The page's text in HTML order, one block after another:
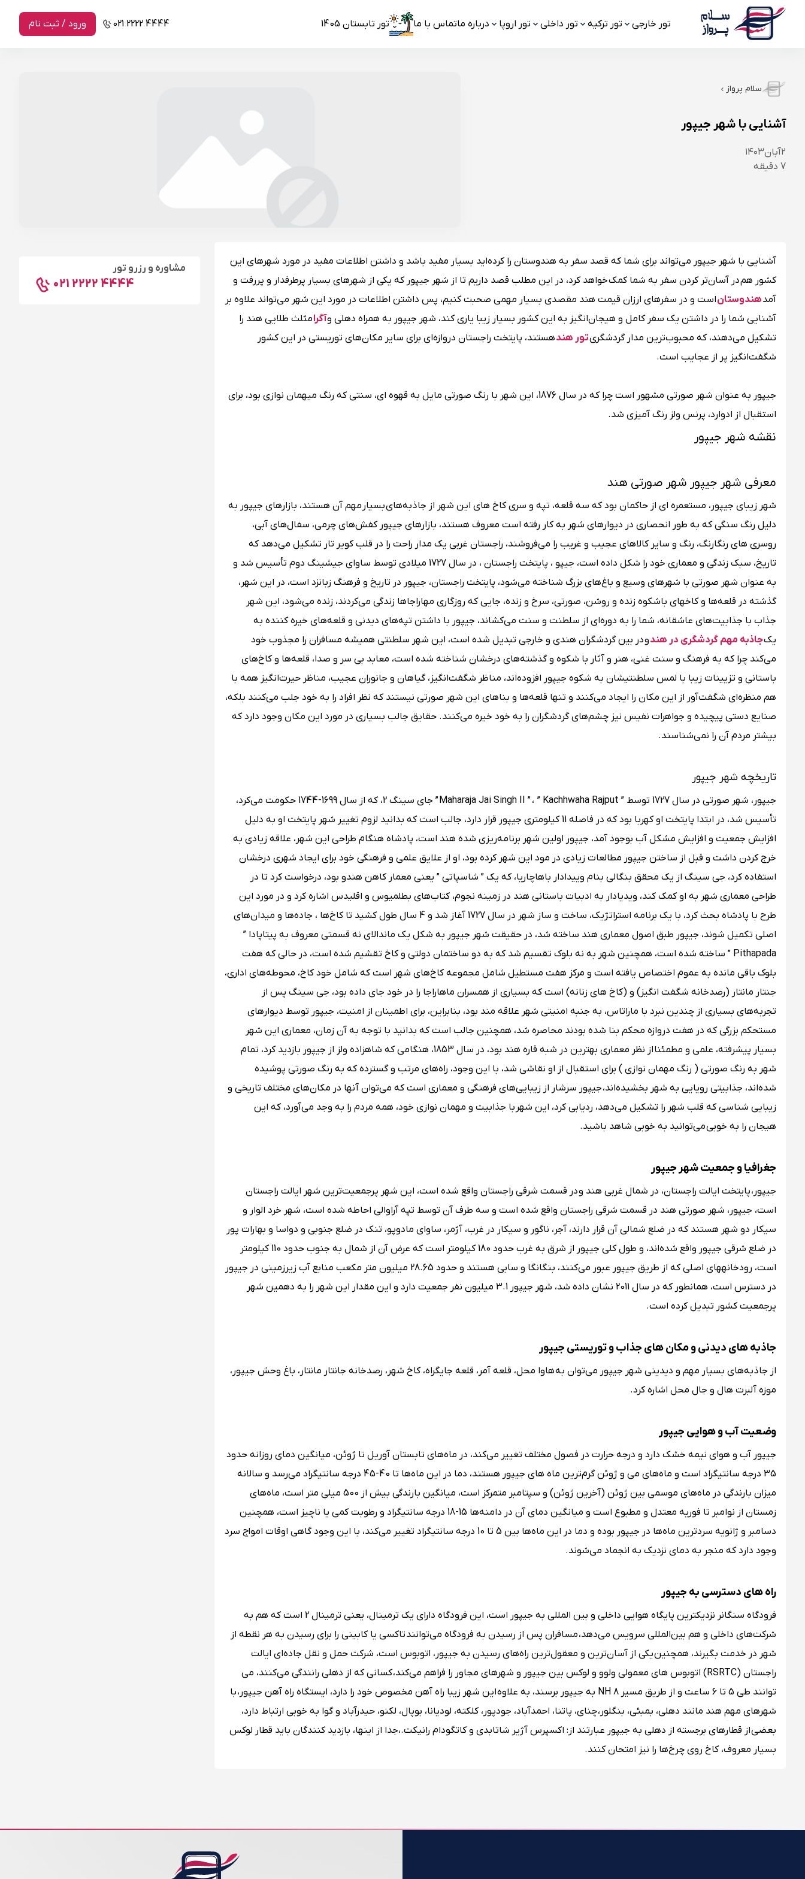
تور خارجی تور ترکیه تور داخلی تور اروپا درباره ماتماس با ما تور تابستان 1405 021 2222 4444 ورود / ثبت نام
سلام پرواز
آشنایی با شهر جیپور
۲آبان۱۴۰۳
7 دقیقه
آشنایی با شهر جیپور می‌تواند برای شما که قصد سفر به هندوستان را کرده‌اید بسیار مفید باشد و داشتن اطلاعات مفید در مورد شهرهای این
کشور هم در آسان‌تر کردن سفر به شما کمک خواهد کرد، در این مطلب قصد داریم تا از شهر جیپور که یکی از شهرهای بسیار پرطرفدار و پررفت و
آمدهندوستاناست و در سفرهای ارزان قیمت هند مقصدی بسیار مهمی صحبت کنیم، پس داشتن اطلاعات در مورد این شهر می‌تواند علاوه بر
آشنایی شما را در داشتن یک سفر کامل و هیجان‌انگیز به این کشور بسیار زیبا یاری کند، شهر جیپور به همراه دهلی وآگرامثلث طلایی هند را
تشکیل می‌دهند، که محبوب‌ترین مدار گردشگریتور هندهستند، پایتخت راجستان دروازه‌ای برای سایر مکان‌های توریستی در این کشور
شگفت‌انگیز پر از عجایب است.
جیپور به عنوان شهر صورتی مشهور است چرا که در سال 1876، این شهر با رنگ صورتی مایل به قهوه‌ ای، سنتی که رنگ میهمان نوازی بود، برای
استقبال از ادوارد، پرنس ولز رنگ آمیزی شد.
نقشه شهر جیپور
معرفی شهر جیپور شهر صورتی هند
شهر زیبای جیپور، مستعمره‌ ای از حاکمان بود که سه قلعه، تپه و سری کاخ‌ های این شهر از جاذبه‌های بسیار مهم آن هستند، بازارهای جیپور به
دلیل رنگ سنگی که به طور انحصاری در دیوارهای شهر به کار رفته است معروف هستند، بازارهای جیپور کفش‌های چرمی، سفال‌های آبی،
روسری های رنگارنگ، رنگ و سایر کالاهای عجیب و غریب را می‌فروشند، راجستان غربی یک مدار راحت را در قلب کویر تار تشکیل می‌دهد که
تاریخ، سبک زندگی و معماری خود را شکل داده است، جیپو ، پایتخت راجستان ، در سال 1727 میلادی توسط ساوای جیشینگ دوم تأسیس شد و
به عنوان شهر صورتی با شهرهای وسیع و باغ‌های بزرگ شناخته می‌شود، پایتخت راجستان، جیپور در تاریخ و فرهنگ زبانزد است، در این شهر،
گذشته در قلعه‌ها و کاخهای باشکوه زنده و روشن، صورتی، سرخ و زنده، جایی که روزگاری مهاراجاها زندگی می‌کردند، زنده می‌شود، این شهر
جذاب با جذابیت‌های عاشقانه، شما را به دوره‌ای از سلطنت و سنت می‌کشاند، جیپور با داشتن تپه‌های دیدنی و قلعه‌های خیره کننده به
یکجاذبه مهم گردشگری در هندو در بین گردشگران هندی و خارجی تبدیل شده است، این شهر سلطنتی همیشه مسافران را مجذوب خود
می‌کند چرا که به فرهنگ و سنت غنی، هنر و آثار با شکوه و گذشته‌های درخشان شناخته شده است، معابد بی سر و صدا، قلعه‌ها و کاخ‌های
باستانی و تزیینات زیبا با لمس سلطنتیشان به شکوه جیپور افزوده‌اند، مناظر شگفت‌انگیز، گیاهان و جانوران عجیب، مناظر حیرت‌انگیز همه با
هم منظر‌ه‌ای شگفت‌آور از این مکان را ایجاد می‌کنند و تنها قلعه‌ها و بناهای این شهر صورتی نیستند که نظر افراد را به خود جلب می‌کنند بلکه،
صنایع دستی پیچیده و جواهرات نفیس نیز چشم‌های گردشگران را به خود خیره می‌کنند. حقایق جالب بسیاری در مورد این مکان وجود دارد که
بیشتر مردم آن را نمی‌شناسند.
تاریخچه شهر جیپور
جیپور، شهر صورتی در سال 1727 توسط ” Maharaja Jai Singh II ” ، ” Kachhwaha Rajput ” جای سینگ 2، که از سال 1699-1744 حکومت می‌کرد،
تأسیس شد، در ابتدا پایتخت او کهربا بود که در فاصله 11 کیلومتری جیپور قرار دارد، جالب است که بدانید لزوم تغییر شهر پایتخت او به دلیل
افزایش جمعیت و افزایش مشکل آب بوجود آمد، جیپور اولین شهر برنامه‌ریزی شده هند است، پادشاه هنگام طراحی این شهر، علاقه زیادی به
خرج کردن داشت و قبل از ساختن جیپور مطالعات زیادی در مود این شهر کرده بود، او از علایق علمی و فرهنگی خود برای ایجاد شهری درخشان
استفاده کرد، جی سینگ از یک محقق بنگالی بنام وییدادار باهاچاریا، که یک ” شاسپاتی ” یعنی معمار کاهن هندو بود، درخواست کرد تا در
طراحی معماری شهر به او کمک کند، ویدیادار به ادبیات باستانی هند در زمینه نجوم، کتاب‌های بطلمیوس و اقلیدس اشاره کرد و در مورد این
طرح با پادشاه بحث کرد، با یک برنامه استراتژیک، ساخت و ساز شهر در سال 1727 آغاز شد و 4 سال طول کشید تا کاخ‌ها ، جاده‌ها و میدان‌های
اصلی تکمیل شوند، جیپور طبق اصول معماری هند ساخته شد، در حقیقت شهر جیپور به شکل یک ماندالای نه قسمتی معروف به پیتاپادا ”
Pithapada ” ساخته شده است، همچنین شهر به نه بلوک تقسیم شد که به دو ساختمان دولتی و کاخ تقشیم شده است، در حالی که هفت
بلوک باقی مانده به عموم اختصاص یافته است و مرکز هفت مستطیل شامل مجموعه کاخ‌های شهر است که شامل خود کاخ، محوطه‌های اداری،
جنتار مانتار (رصدخانه شگفت انگیز) و (کاخ های زنانه) است که بسیاری از همسران ماهاراجا را در خود جای داده بود، جی سینگ پس از
تجربه‌های بسیاری از چندین نبرد با ماراتاس، به جنبه امنیتی شهر علاقه مند بود، بنابراین، برای اطمینان از امنیت، جیپور توسط دیوارهای
مستحکم بزرگی که در هفت دروازه محکم بنا شده بودند محاصره شد، همچنین جالب است که بدانید با توجه به آن زمان، معماری این شهر
بسیار پیشرفته، علمی و مطمئنا از نظر معماری بهترین در شبه قاره هند بود، در سال 1853، هنگامی که شاهزاده ولز از جیپور بازدید کرد، تمام
شهر به رنگ صورتی ( رنگ مهمان نوازی ) برای استقبال از او نقاشی شد، با این وجود، راه‌های مرتب و گسترده که به رنگ صورتی پوشیده
شده‌اند، جذابیتی رویایی به شهر بخشیده‌اند، جیپور سرشار از زیبایی‌های فرهنگی و معماری است که می‌توان آنها در مکان‌های مختلف تاریخی و
زیبایی شناسی که قلب شهر را تشکیل می‌دهد‌، ردیابی کرد، این شهر با جذابیت و مهمان نوازی خود، همه مردم را به وجد می‌آورد، که این
هیجان را به خوبی می‌توانید به خوبی شاهد باشید.
جغرافیا و جمعیت شهر جیپور
جیپور، پایتخت ایالت راجستان، در شمال غربی هند و در قسمت شرقی راجستان واقع شده است، این شهر پرجمعیت‌ترین شهر ایالت راجستان
است، جیپور، شهر صورتی هند در قسمت شرقی راجستان واقع شده است و سه طرف آن توسط تپه آراوالی احاطه شده است، شهر خرد الوار و
سیکار دو شهر هستند که در ضلع شمالی آن قرار دارند، آجر، ناگور و سیکار در غرب، آژمر، ساوای مادوپو، تنک در ضلع جنوبی و دواسا و بهارات پور
در ضلع شرقی جیپور واقع شده‌اند، و طول کلی جیپور از شرق به غرب حدود 180 کیلومتر است که عرض آن از شمال به جنوب حدود 110 کیلومتر
است، رودخانه‎های اصلی که از طریق جیپور عبور می‌کنند، بنگانگا و سابی هستند و حدود 28.65 میلیون متر مکعب منابع آب زیرزمینی در جیپور
در دسترس است، همانطور که در سال 2011 نشان داده شد، شهر جیپور 3.1 میلیون نفر جمعیت دارد و این مقدار این شهر را به دهمین شهر
پرجمعیت کشور تبدیل کرده است.
جاذبه‌ های دیدنی و مکان‌ های جذاب و توریستی جیپور
از جاذبه‌های بسیار مهم و دیدینی شهر جیپور می‌توان به هاوا محل، قلعه آمر، قلعه جایگراه، کاخ شهر، رصدخانه جانتار مانتار، باغ وحش جیپور،
موزه آلبرت هال و جال محل اشاره کرد.
وضعیت آب و هوایی جیپور
جیپور آب و هوای نیمه خشک دارد و درجه حرارت در فصول مختلف تغییر می‌کند، در ماه‌های تابستان آوریل تا ژوئن، میانگین دمای روزانه حدود
35 درجه سانتیگراد است و ماه‌های می و ژوئن گرم‌ترین ماه های جیپور هستند، دما در این ماه‌ها تا 40-45 درجه سانتیگراد می‌رسد و سالانه
میزان بارندگی در ماه‌های موسمی بین ژوئن (آخرین ژوئن) و سپتامبر متمرکز است، میانگین بارندگی بیش از 500 میلی متر است، ماه‌های
زمستان از نوامبر تا فوریه معتدل و مطبوع است و میانگین دمای آن در دامنه‌ها 15-18 درجه سانتیگراد و رطوبت کمی یا ناچیز است، همچنین
دسامبر و ژانویه سردترین ماه‌ها در جیپور بوده و دما در این ماه‌ها بین 5 تا 10 درجه سانتیگراد تغییر می‌کند، با این وجود گاهی اوقات امواج سرد
وجود دارد که منجر به دمای نزدیک به انجماد می‌شوند.
راه های دسترسی به جیپور
فرودگاه سنگانر نزدیکترین پایگاه هوایی داخلی و بین المللی به جیپور است، این فرودگاه دارای یک ترمینال، یعنی ترمینال 2 است که هم به
شرکت‌های داخلی و هم بین‌المللی سرویس می‌دهد، مسافران پس از رسیدن به فرودگاه می‌توانند تاکسی یا کابینی را برای رسیدن به هر نقطه از
شهر در خدمت بگیرند، همچنین یکی از آسان‌ترین و معقول‌ترین راه‌های رسیدن به جیپور، اتوبوس است، شرکت حمل و نقل جاده‌ای ایالت
راجستان (RSRTC) اتوبوس های معمولی ولوو و لوکس بین جیپور و شهرهای مجاور را فراهم می‌کند، کسانی که از دهلی رانندگی می‌کنند، می
توانند طی 5 تا 6 ساعت و از طریق مسیر NH 8 به جیپور برسند، به علاوه این شهر زیبا راه آهن مخصوص خود را دارد، ایستگاه راه آهن جیپور، با
شهرهای مهم هند مانند دهلی، بمبئی، بنگلور، چنای، پاتنا، احمدآباد، جودپور، کلکته، لودیانا، بوپال، لکنو، حیدرآباد و گوا به خوبی ارتباط دارد،
بعضی از قطارهای برجسته از دهلی به جیپور عبارتند از: اکسپرس آژیر شاتابدی و کاتگودام رانیکت.،جدا از اینها، بازدید کنندگان باید قطار لوکس
بسیار معروف، کاخ روی چرخ‌ها را نیز امتحان کنند.
مشاوره و رزرو تور
021 2222 4444